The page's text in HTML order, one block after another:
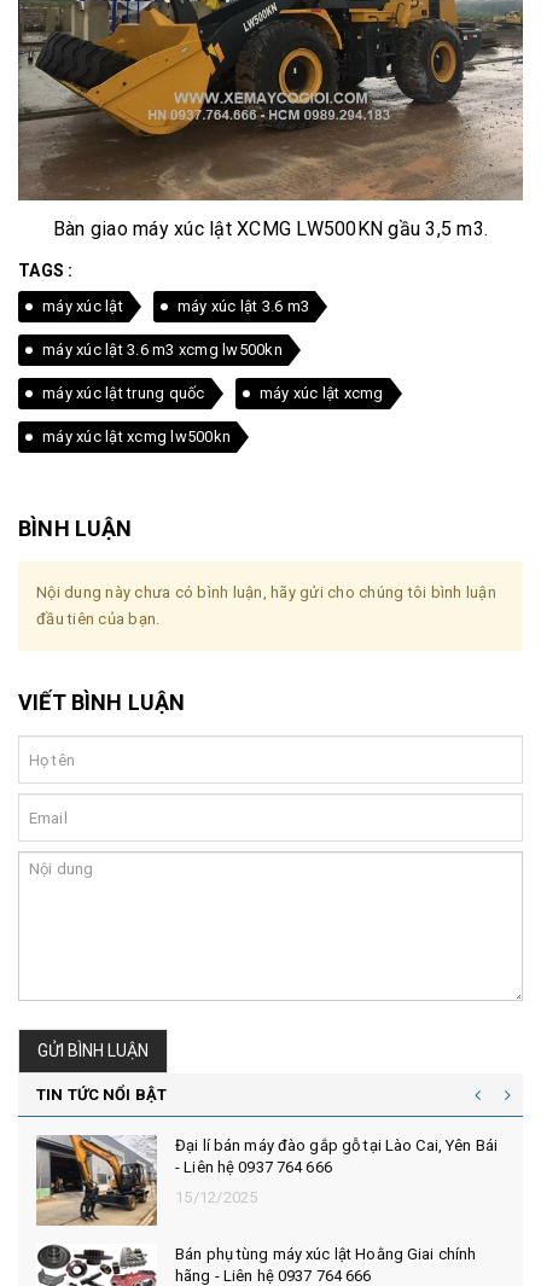
Bàn giao máy xúc lật XCMG LW500KN gầu 3,5 m3.
TAGS :
máy xúc lật máy xúc lật 3.6 m3
máy xúc lật 3.6 m3 xcmg lw500kn
máy xúc lật trung quốc máy xúc lật xcmg
máy xúc lật xcmg lw500kn
BÌNH LUẬN
Nội dung này chưa có bình luận, hãy gửi cho chúng tôi bình luận
đầu tiên của bạn.
VIẾT BÌNH LUẬN
GỬI BÌNH LUẬN
TIN TỨC NỔI BẬT
Đại lí bán máy đào gắp gỗ tại Lào Cai, Yên Bái
- Liên hệ 0937 764 666
15/12/2025
Bán phụ tùng máy xúc lật Hoằng Giai chính
hãng - Liên hệ 0937 764 666